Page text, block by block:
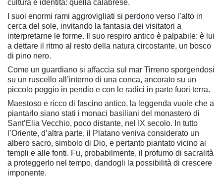
cultura e identità: quella calabrese.
I suoi enormi rami aggrovigliati si perdono verso l’alto in
cerca del sole, invitando la fantasia dei visitatori a
interpretarne le forme. Il suo respiro antico è palpabile: è lui
a dettare il ritmo al resto della natura circostante, un bosco
di pino nero.
Come un guardiano si affaccia sul mar Tirreno sporgendosi
su un ruscello all’interno di una conca, ancorato su un
piccolo poggio in pendio e con le radici in parte fuori terra.
Maestoso e ricco di fascino antico, la leggenda vuole che a
piantarlo siano stati i monaci basiliani del monastero di
Sant’Elia Vecchio, poco distante, nel IX secolo. In tutto
l’Oriente, d’altra parte, il Platano veniva considerato un
albero sacro, simbolo di Dio, e pertanto piantato vicino ai
templi e alle fonti. Fu, probabilmente, il profumo di sacralità
a proteggerlo nel tempo, dandogli la possibilità di crescere
imponente.